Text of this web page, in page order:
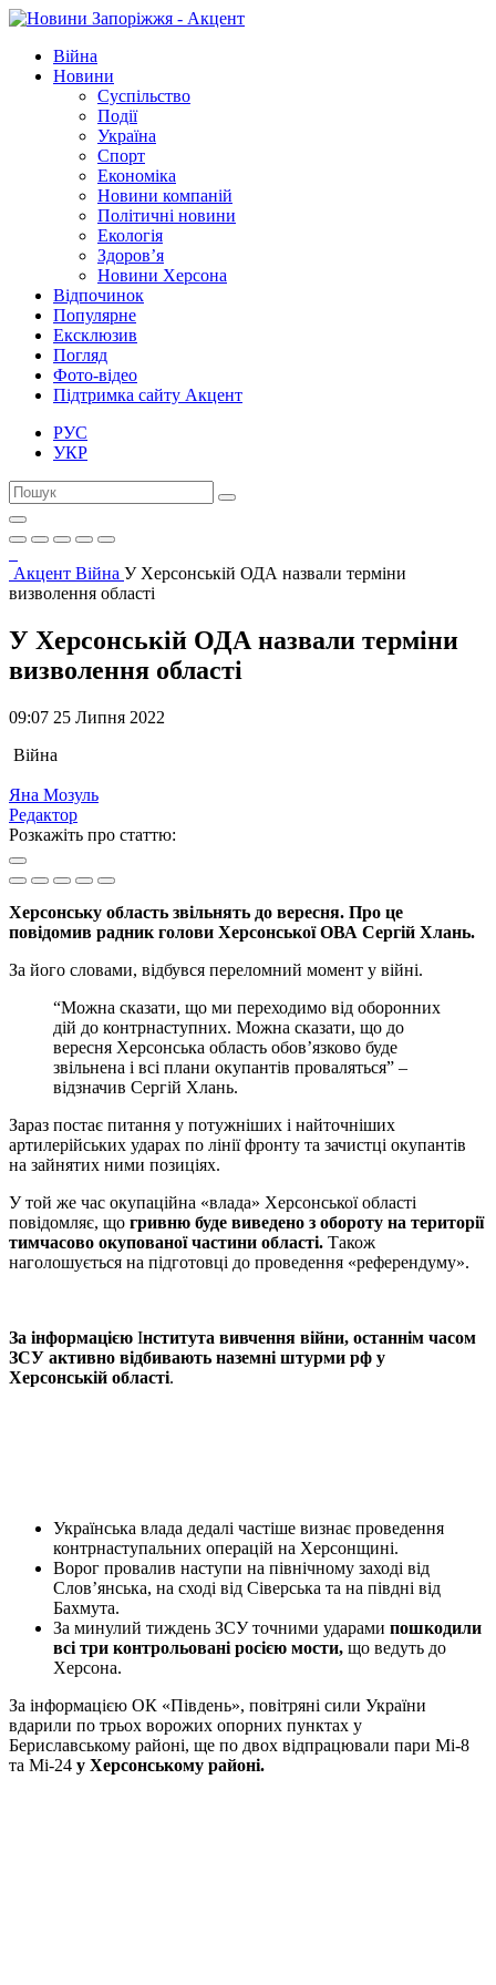
Війна
Новини
Суспільство
Події
Україна
Спорт
Економіка
Новини компаній
Політичні новини
Екологія
Здоров’я
Новини Херсона
Відпочинок
Популярне
Ексклюзив
Погляд
Фото-відео
Підтримка сайту Акцент
РУС
УКР
Акцент Війна У Херсонській ОДА назвали терміни
визволення області
У Херсонській ОДА назвали терміни
визволення області
09:07 25 Липня 2022
Війна
Яна Мозуль
Редактор
Розкажіть про статтю:
Херсонську область звільнять до вересня. Про це
повідомив радник голови Херсонської ОВА Сергій Хлань.
За його словами, відбувся переломний момент у війні.
“Можна сказати, що ми переходимо від оборонних
дій до контрнаступних. Можна сказати, що до
вересня Херсонська область обов’язково буде
звільнена і всі плани окупантів проваляться” –
відзначив Сергій Хлань.
Зараз постає питання у потужніших і найточніших
артилерійських ударах по лінії фронту та зачистці окупантів
на зайнятих ними позиціях.
У той же час окупаційна «влада» Херсонської області
повідомляє, що гривню буде виведено з обороту на території
тимчасово окупованої частини області. Також
наголошується на підготовці до проведення «референдуму».
За інформацією Інститута вивчення війни, останнім часом
ЗСУ активно відбивають наземні штурми рф у
Херсонській області.
Українська влада дедалі частіше визнає проведення
контрнаступальних операцій на Херсонщині.
Ворог провалив наступи на північному заході від
Слов’янська, на сході від Сіверська та на півдні від
Бахмута.
За минулий тиждень ЗСУ точними ударами пошкодили
всі три контрольовані росією мости, що ведуть до
Херсона.
За інформацією ОК «Південь», повітряні сили України
вдарили по трьох ворожих опорних пунктах у
Бериславському районі, ще по двох відпрацювали пари Мі-8
та Мі-24 у Херсонському районі.